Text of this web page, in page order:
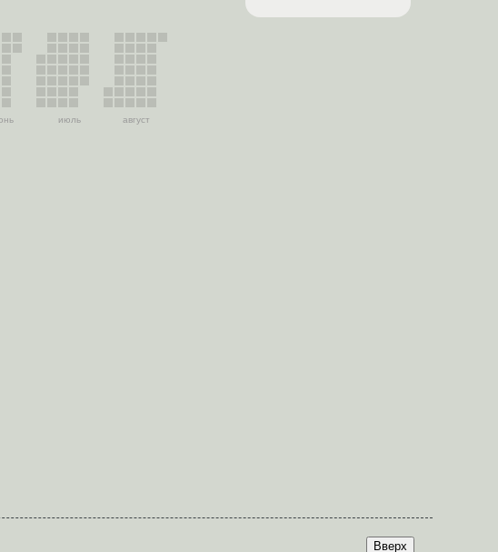
июль август
Вверх